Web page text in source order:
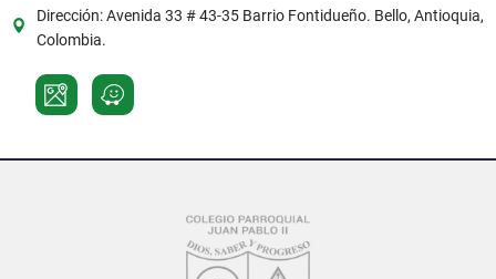
Dirección: Avenida 33 # 43-35 Barrio Fontidueño. Bello, Antioquia,
Colombia.